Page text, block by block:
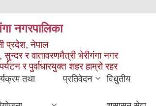
नगरपालिका
प्रदेश, नेपाल
सुन्दर र वातावरणमैत्री भेरीगंगा नगर
र पुर्वाधारयुक्त शहर हाम्रो रहर
तथा प्रतिवेदन विधुतीय